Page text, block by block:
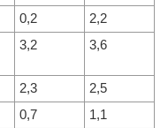
0,2
2,2
3,2 3,6
2,3
2,5
0,7
1,1